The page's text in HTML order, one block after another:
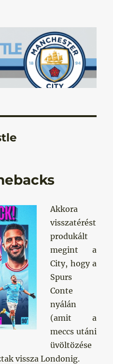
Blog – Pride In
Akkora
visszatérést
produkált
megint a
City, hogy a
Spurs
Conte
nyálán
(amit a
meccs utáni
üvöltözése
vissza Londonig.